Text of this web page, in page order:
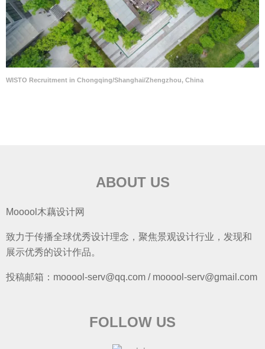
WISTO Recruitment in Chongqing/Shanghai/Zhengzhou, China
ABOUT US
Mooool木藕设计网
致力于传播全球优秀设计理念，聚焦景观设计行业，发现和
展示优秀的设计作品。
投稿邮箱：mooool-serv@qq.com / mooool-serv@gmail.com
FOLLOW US